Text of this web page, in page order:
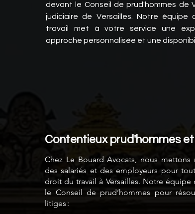
devant le Conseil de prud'hommes de
judiciaire de Versailles. Notre
travail met à votre service une
approche personnalisée et une
Contentieux prud'hommes
Chez Le Bouard Avocats, nous mettons
des salariés et des employeurs pour
droit du travail à Versailles. Notre équipe
le Conseil de prud’hommes pour
litiges :